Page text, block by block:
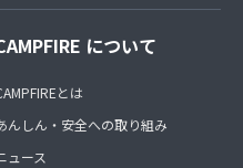
について
とは
んしん・安全への取り組み
ュース